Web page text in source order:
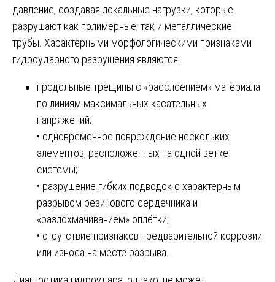
давление, создавая локальные нагрузки, которые
разрушают как полимерные, так и металлические
трубы. Характерными морфологическими признаками
гидроударного разрушения являются:
продольные трещины с «расслоением» материала
по линиям максимальных касательных
напряжений;
• одновременное повреждение нескольких
элементов, расположенных на одной ветке
системы;
• разрушение гибких подводок с характерным
разрывом резинового сердечника и
«разлохмачиванием» оплётки;
• отсутствие признаков предварительной коррозии
или износа на месте разрыва.